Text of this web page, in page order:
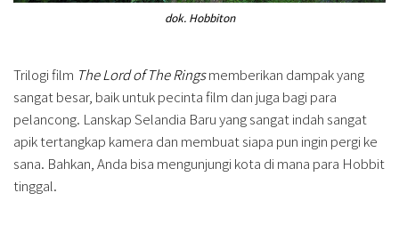
dok. Hobbiton
Trilogi film The Lord of The Ringsmemberikan dampak yang
sangat besar, baik untuk pecinta film dan juga bagi para
pelancong. Lanskap Selandia Baru yang sangat indah sangat
apik tertangkap kamera dan membuat siapa pun ingin pergi ke
sana. Bahkan, Anda bisa mengunjungi kota di mana para Hobbit
tinggal.